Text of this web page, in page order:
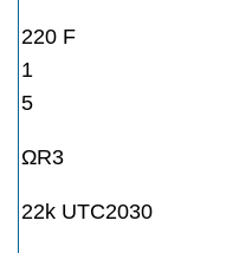
220 F
1
5
ΩR3
22k UTC2030